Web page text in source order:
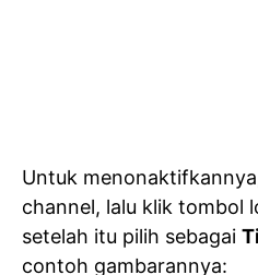
Untuk
channel, lalu klik tombol
setelah itu pilih sebagai
contoh gambarannya: